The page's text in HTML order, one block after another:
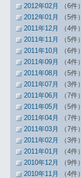
2012年02月
（6件）
2012年01月
（5件）
2011年12月
（4件）
2011年11月
（5件）
2011年10月
（6件）
2011年09月
（4件）
2011年08月
（5件）
2011年07月
（3件）
2011年06月
（7件）
2011年05月
（5件）
2011年04月
（7件）
2011年03月
（7件）
2011年02月
（3件）
2011年01月
（4件）
2010年12月
（9件）
2010年11月
（4件）